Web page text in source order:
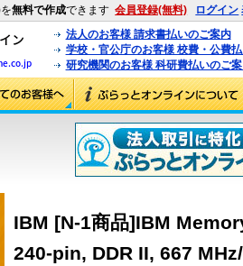
無料で作成できます 会員登録(無料) ログイン
法人のお客様 請求書払いのご案内
学校・官公庁のお客様 校費・公費
研究機関のお客様 科研費払いのご
IBM [N-1商品]IBM
240-pin, DDR II, 667